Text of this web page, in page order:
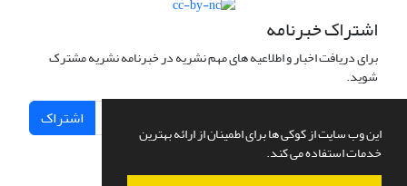
این وب سایت از کوکی ها برای اطمینان از ارائه بهترین
خدمات استفاده می کند.
اشتراک خبرنامه
برای دریافت اخبار و اطلاعیه های مهم نشریه در خبرنامه نشریه مشترک
شوید.
اشتراک